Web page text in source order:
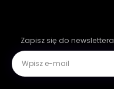
Zapisz się do newslettera